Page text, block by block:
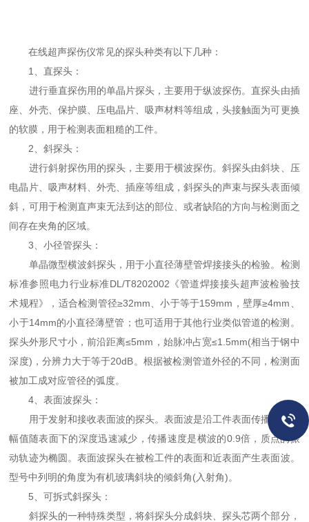
在线超声探伤仪常见的探头种类有以下几种：
1、直探头：
进行垂直探伤用的单晶片探头，主要用于纵波探伤。直探头由插
座、外壳、保护膜、压电晶片、吸声材料等组成，头接触面为可更换
的软膜，用于检测表面粗糙的工件。
2、斜探头：
进行斜射探伤用的探头，主要用于横波探伤。斜探头由斜块、压
电晶片、吸声材料、外壳、插座等组成，斜探头的声束与探头表面倾
斜，可用于检测直声束无法到达的部位、或者缺陷的方向与检测面之
间存在夹角的区域。
3、小径管探头：
单晶微型横波斜探头，用于小直径薄壁管焊接接头的检验。检测
标准参照电力行业标准DL/T8202002《管道焊接接头超声波检验技
术规程》，适合检测管径≥32mm、小于等于159mm，壁厚≥4mm、
小于14mm的小直径薄壁管；也可适用于其他行业类似管道的检测。
探头外形尺寸小，前沿距离≤5mm，始脉冲占宽≤1.5mm(相当于钢中
深度)，分辨力大于等于20dB。根据被检测管道外径的不同，检测面
被加工成对应管径的弧度。
4、表面波探头：
用于发射和接收表面波的探头。表面波是沿工件表面传播的波，
幅值随表面下的深度迅速减少，传播速度是横波的0.9倍，质点的振
动轨迹为椭圆。表面波探头在被检工件的表面和近表面产生表面波。
型号中列明的角度为有机玻璃斜块的倾斜角(入射角)。
5、可拆式斜探头：
斜探头的一种特殊类型，将斜探头分成斜块、探头芯两个部分，